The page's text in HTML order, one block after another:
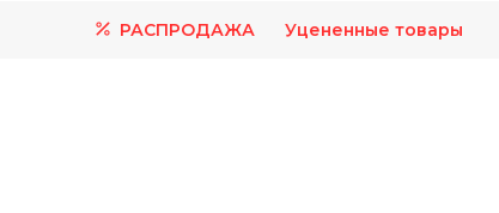
РАСПРОДАЖА Уцененные товары